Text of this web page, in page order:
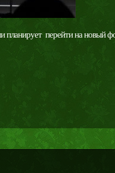
перейти на новый